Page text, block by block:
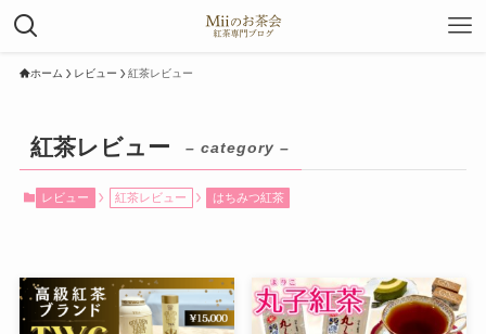
ホーム レビュー 紅茶レビュー
紅茶レビュー – category –
レビュー 紅茶レビュー はちみつ紅茶